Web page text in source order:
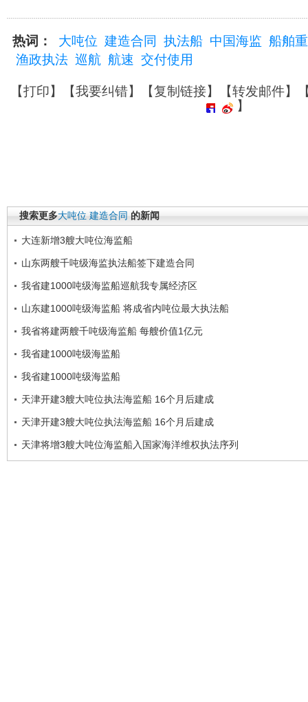
热词： 大吨位 建造合同 执法船 中国海监 船舶
渔政执法 巡航 航速 交付使用
【打印】【我要纠错】【复制链接】【转发邮件】
】
搜索更多大吨位 建造合同 的新闻
大连新增3艘大吨位海监船
山东两艘千吨级海监执法船签下建造合同
我省建1000吨级海监船巡航我专属经济区
山东建1000吨级海监船 将成省内吨位最大执法船
我省将建两艘千吨级海监船 每艘价值1亿元
我省建1000吨级海监船
我省建1000吨级海监船
天津开建3艘大吨位执法海监船 16个月后建成
天津开建3艘大吨位执法海监船 16个月后建成
天津将增3艘大吨位海监船入国家海洋维权执法序列